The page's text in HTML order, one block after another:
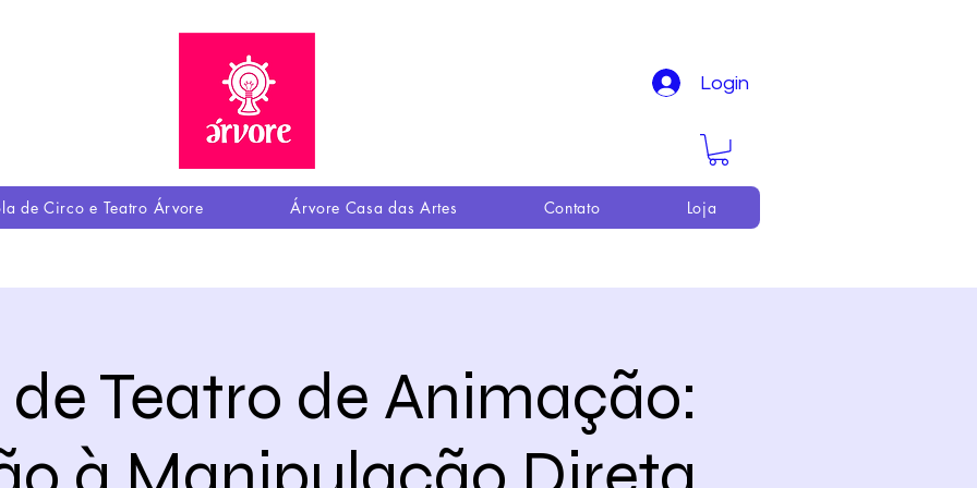
Login
de Circo e Teatro Árvore Árvore Casa das Artes Contato Loja
Teatro de Animação: